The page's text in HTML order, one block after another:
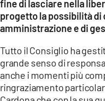
fine di lasciare nella
progetto la possibilità
amministrazione e di
Tutto il Consiglio ha
grande senso di
anche i momenti più
ringraziamento